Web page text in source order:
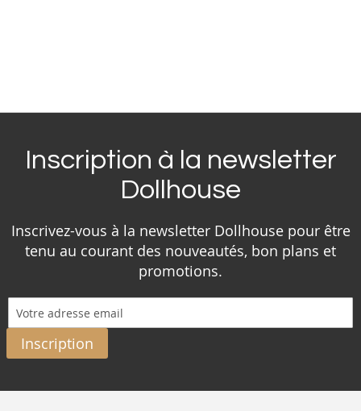
Inscription à la newsletter
Dollhouse
Inscrivez-vous à la newsletter Dollhouse pour être
tenu au courant des nouveautés, bon plans et
promotions.
Inscription